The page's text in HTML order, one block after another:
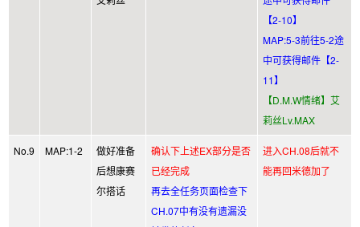
【2-10】
MAP:5-3前往5-2途
中可获得邮件【2-
11】
【D.M.W情绪】艾
莉丝Lv.MAX
No.9 MAP:1-2
做好准备
后想康赛
尔搭话
确认下上述EX部分是否
已经完成
再去全任务页面检查下
CH.07中有没有遗漏没
进入CH.08后就不
能再回米德加了